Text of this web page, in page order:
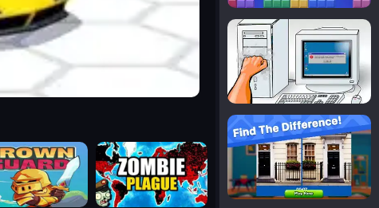
guard zombie plague
smash it
notice the difference